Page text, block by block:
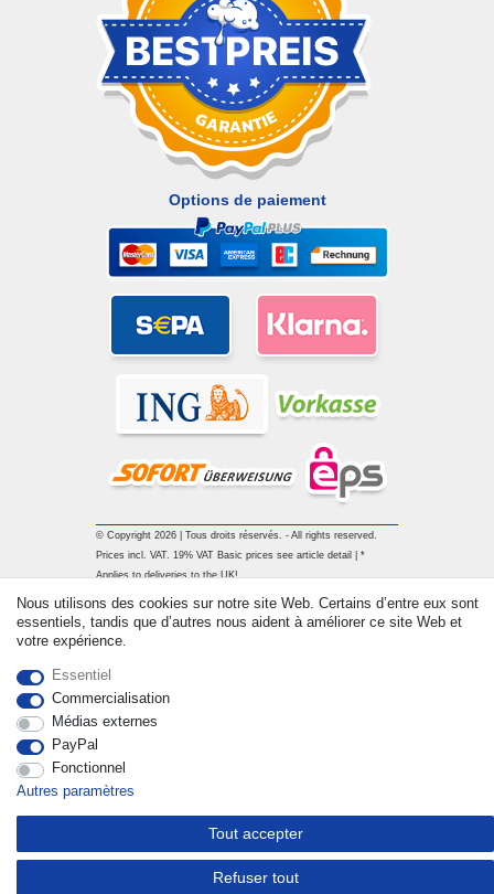
Options de paiement
© Copyright 2026 | Tous droits réservés. - All rights reserved.
Prices incl. VAT. 19% VAT Basic prices see article detail | *
Applies to deliveries to the UK!
Nous utilisons des cookies sur notre site Web. Certains d’entre eux sont
essentiels, tandis que d’autres nous aident à améliorer ce site Web et
votre expérience.
Essentiel
Commercialisation
Médias externes
PayPal
Fonctionnel
Autres paramètres
Tout accepter
Refuser tout
Rétracter le contrat ici